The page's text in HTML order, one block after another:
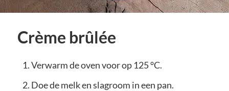
Crème brûlée
Verwarm de oven voor op 125 °C.
Doe de melk en slagroom in een pan.